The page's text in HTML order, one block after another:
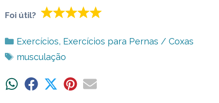
Foi útil?
Categorias
Exercícios, Exercícios para Pernas / Coxas
Tags
musculação
ShareShare ShareShareShare